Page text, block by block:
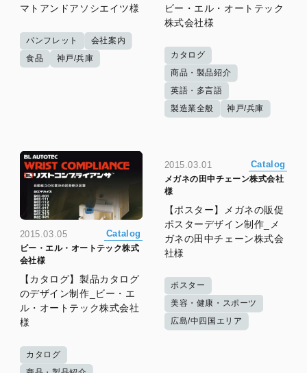
マトアンドアソシエイツ様
パンフレット
会社案内
食品
神戸/兵庫
ビー・エル・オートテック
株式会社様
カタログ
商品・製品紹介
英語・多言語
製造業全般
神戸/兵庫
2015.03.05 Catalog
ビー・エル・オートテック株式
会社様
【カタログ】製品カタログ
のデザイン制作_ビー・エ
ル・オートテック株式会社
様
カタログ
2015.03.01 Catalog
メガネの田中チェーン株式会社
様
【ポスター】メガネの販促
ポスターデザイン制作_メ
ガネの田中チェーン株式会
社様
ポスター
美容・健康・スポーツ
広島/中四国エリア